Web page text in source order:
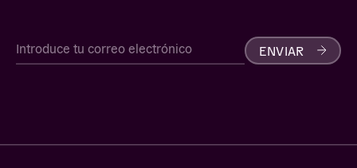
ENVIAR